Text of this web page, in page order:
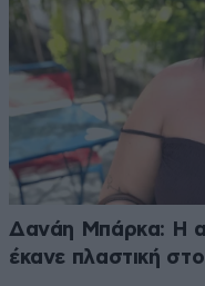
Δανάη Μπάρκα: Η
έκανε πλαστική